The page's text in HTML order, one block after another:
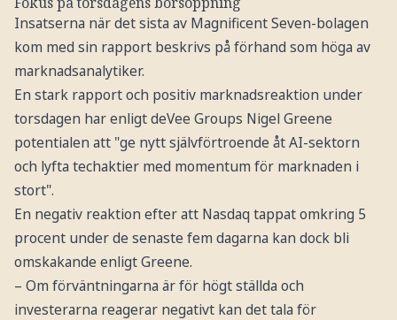
Insatserna när det sista av Magnificent Seven-bolagen
kom med sin rapport beskrivs på förhand som höga av
marknadsanalytiker.
En stark rapport och positiv marknadsreaktion under
torsdagen har enligt deVee Groups Nigel Greene
potentialen att "ge nytt självförtroende åt AI-sektorn
och lyfta techaktier med momentum för marknaden i
stort".
En negativ reaktion efter att Nasdaq tappat omkring 5
procent under de senaste fem dagarna kan dock bli
omskakande enligt Greene.
– Om förväntningarna är för högt ställda och
investerarna reagerar negativt kan det tala för